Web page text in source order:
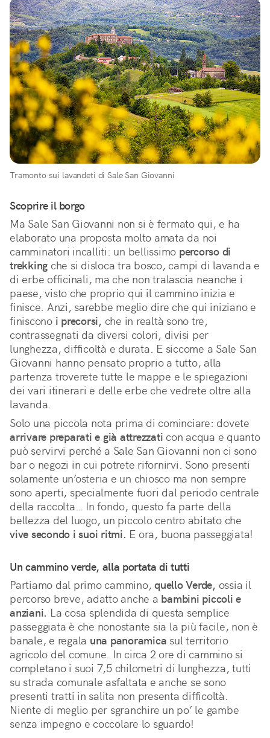
Tramonto sui lavandeti di Sale San Giovanni
Scoprire il borgo
Ma Sale San Giovanni non si è fermato qui, e ha
elaborato una proposta molto amata da noi
camminatori incalliti: un bellissimo percorso di
trekking che si disloca tra bosco, campi di lavanda e
di erbe officinali, ma che non tralascia neanche i
paese, visto che proprio qui il cammino inizia e
finisce. Anzi, sarebbe meglio dire che qui iniziano e
finiscono i precorsi, che in realtà sono tre,
contrassegnati da diversi colori, divisi per
lunghezza, difficoltà e durata. E siccome a Sale San
Giovanni hanno pensato proprio a tutto, alla
partenza troverete tutte le mappe e le spiegazioni
dei vari itinerari e delle erbe che vedrete oltre alla
lavanda.
Solo una piccola nota prima di cominciare: dovete
arrivare preparati e già attrezzati con acqua e quanto
può servirvi perché a Sale San Giovanni non ci sono
bar o negozi in cui potrete rifornirvi. Sono presenti
solamente un’osteria e un chiosco ma non sempre
sono aperti, specialmente fuori dal periodo centrale
della raccolta… In fondo, questo fa parte della
bellezza del luogo, un piccolo centro abitato che
vive secondo i suoi ritmi. E ora, buona passeggiata!
Un cammino verde, alla portata di tutti
Partiamo dal primo cammino, quello Verde, ossia il
percorso breve, adatto anche a bambini piccoli e
anziani. La cosa splendida di questa semplice
passeggiata è che nonostante sia la più facile, non è
banale, e regala una panoramica sul territorio
agricolo del comune. In circa 2 ore di cammino si
completano i suoi 7,5 chilometri di lunghezza, tutti
su strada comunale asfaltata e anche se sono
presenti tratti in salita non presenta difficoltà.
Niente di meglio per sgranchire un po’ le gambe
senza impegno e coccolare lo sguardo!